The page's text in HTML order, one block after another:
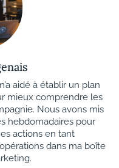
aidé à établir un plan
mieux comprendre les
Nous avons mis
hebdomadaires pour
actions en tant
dans ma boîte